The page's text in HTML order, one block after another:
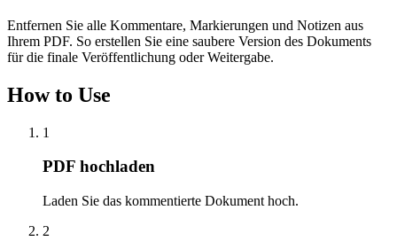
Entfernen Sie alle Kommentare, Markierungen und Notizen aus
Ihrem PDF. So erstellen Sie eine saubere Version des Dokuments
für die finale Veröffentlichung oder Weitergabe.
How to Use
1
PDF hochladen
Laden Sie das kommentierte Dokument hoch.
2